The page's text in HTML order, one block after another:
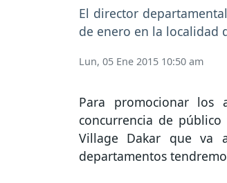
El director
de enero en la localidad
Lun, 05 Ene 2015 10:50 am
Para promocionar los
concurrencia de
Village Dakar que va
departamentos